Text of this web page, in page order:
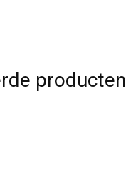
producten